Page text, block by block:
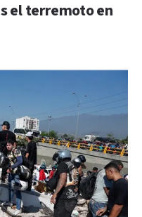
el terremoto en